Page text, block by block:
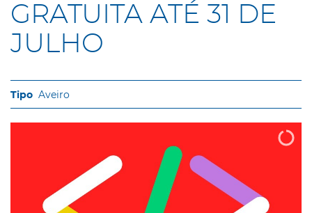
GRATUITA ATÉ 31 DE
JULHO
Aveiro